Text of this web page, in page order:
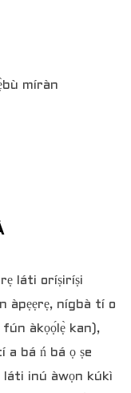
míràn
láti oríṣiríṣi
àpẹẹrẹ, nígbà tí o
àkọọ́lẹ̀ kan),
bá ń bá ọ ṣe
láti inú àwọn kúkì